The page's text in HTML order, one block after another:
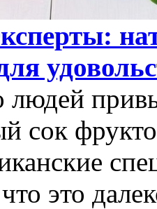
людей
сок
это